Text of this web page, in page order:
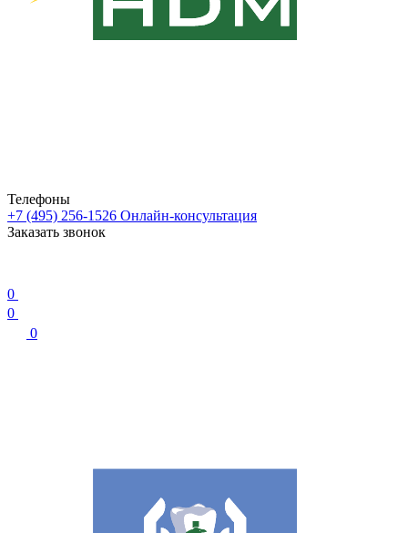
Телефоны
+7 (495) 256-1526 Онлайн-консультация
Заказать звонок
0
0
0